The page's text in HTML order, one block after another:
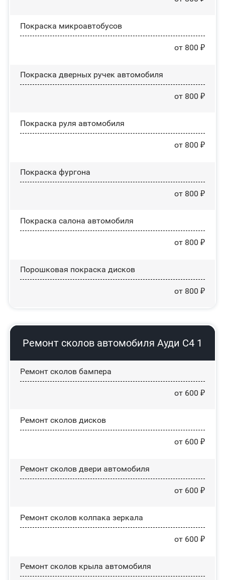
Покраска микроавтобусов
от 800 ₽
Покраска дверных ручек автомобиля
от 800 ₽
Покраска руля автомобиля
от 800 ₽
Покраска фургона
от 800 ₽
Покраска салона автомобиля
от 800 ₽
Порошковая покраска дисков
от 800 ₽
Ремонт сколов автомобиля Ауди С4 1
Ремонт сколов бампера
от 600 ₽
Ремонт сколов дисков
от 600 ₽
Ремонт сколов двери автомобиля
от 600 ₽
Ремонт сколов колпака зеркала
от 600 ₽
Ремонт сколов крыла автомобиля